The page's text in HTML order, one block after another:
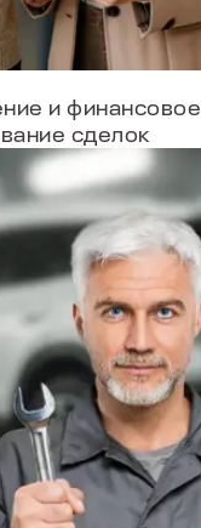
и финансовое
сделок